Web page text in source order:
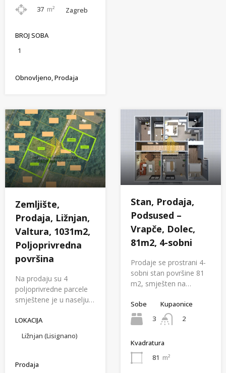
37 m²
Zagreb
BROJ SOBA
1
Obnovljeno, Prodaja
Zemljište,
Prodaja, Ližnjan,
Valtura, 1031m2,
Poljoprivredna
površina
Na prodaju su 4
poljoprivredne parcele
smještene je u naselju…
LOKACIJA
Ližnjan (Lisignano)
Prodaja
Stan, Prodaja,
Podsused –
Vrapče, Dolec,
81m2, 4-sobni
Prodaje se prostrani 4-
sobni stan površine 81
m2, smješten na…
Sobe
3
Kupaonice
2
Kvadratura
81 m²